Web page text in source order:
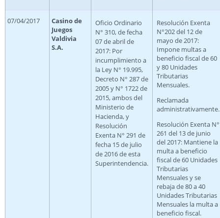
07/04/2017
Casino de
Juegos
Valdivia
S.A.
Oficio Ordinario
N° 310, de fecha
07 de abril de
2017: Por
incumplimiento a
la Ley N° 19.995,
Decreto N° 287 de
2005 y N° 1722 de
2015, ambos del
Ministerio de
Hacienda, y
Resolución
Exenta N° 291 de
fecha 15 de julio
de 2016 de esta
Superintendencia.
Resolución Exenta
N°202 del 12 de
mayo de 2017:
Impone multas a
beneficio fiscal de 60
y 80 Unidades
Tributarias
Mensuales.
Reclamada
administrativamente.
Resolución Exenta N°
261 del 13 de junio
del 2017: Mantiene la
multa a beneficio
fiscal de 60 Unidades
Tributarias
Mensuales y se
rebaja de 80 a 40
Unidades Tributarias
Mensuales la multa a
beneficio fiscal.